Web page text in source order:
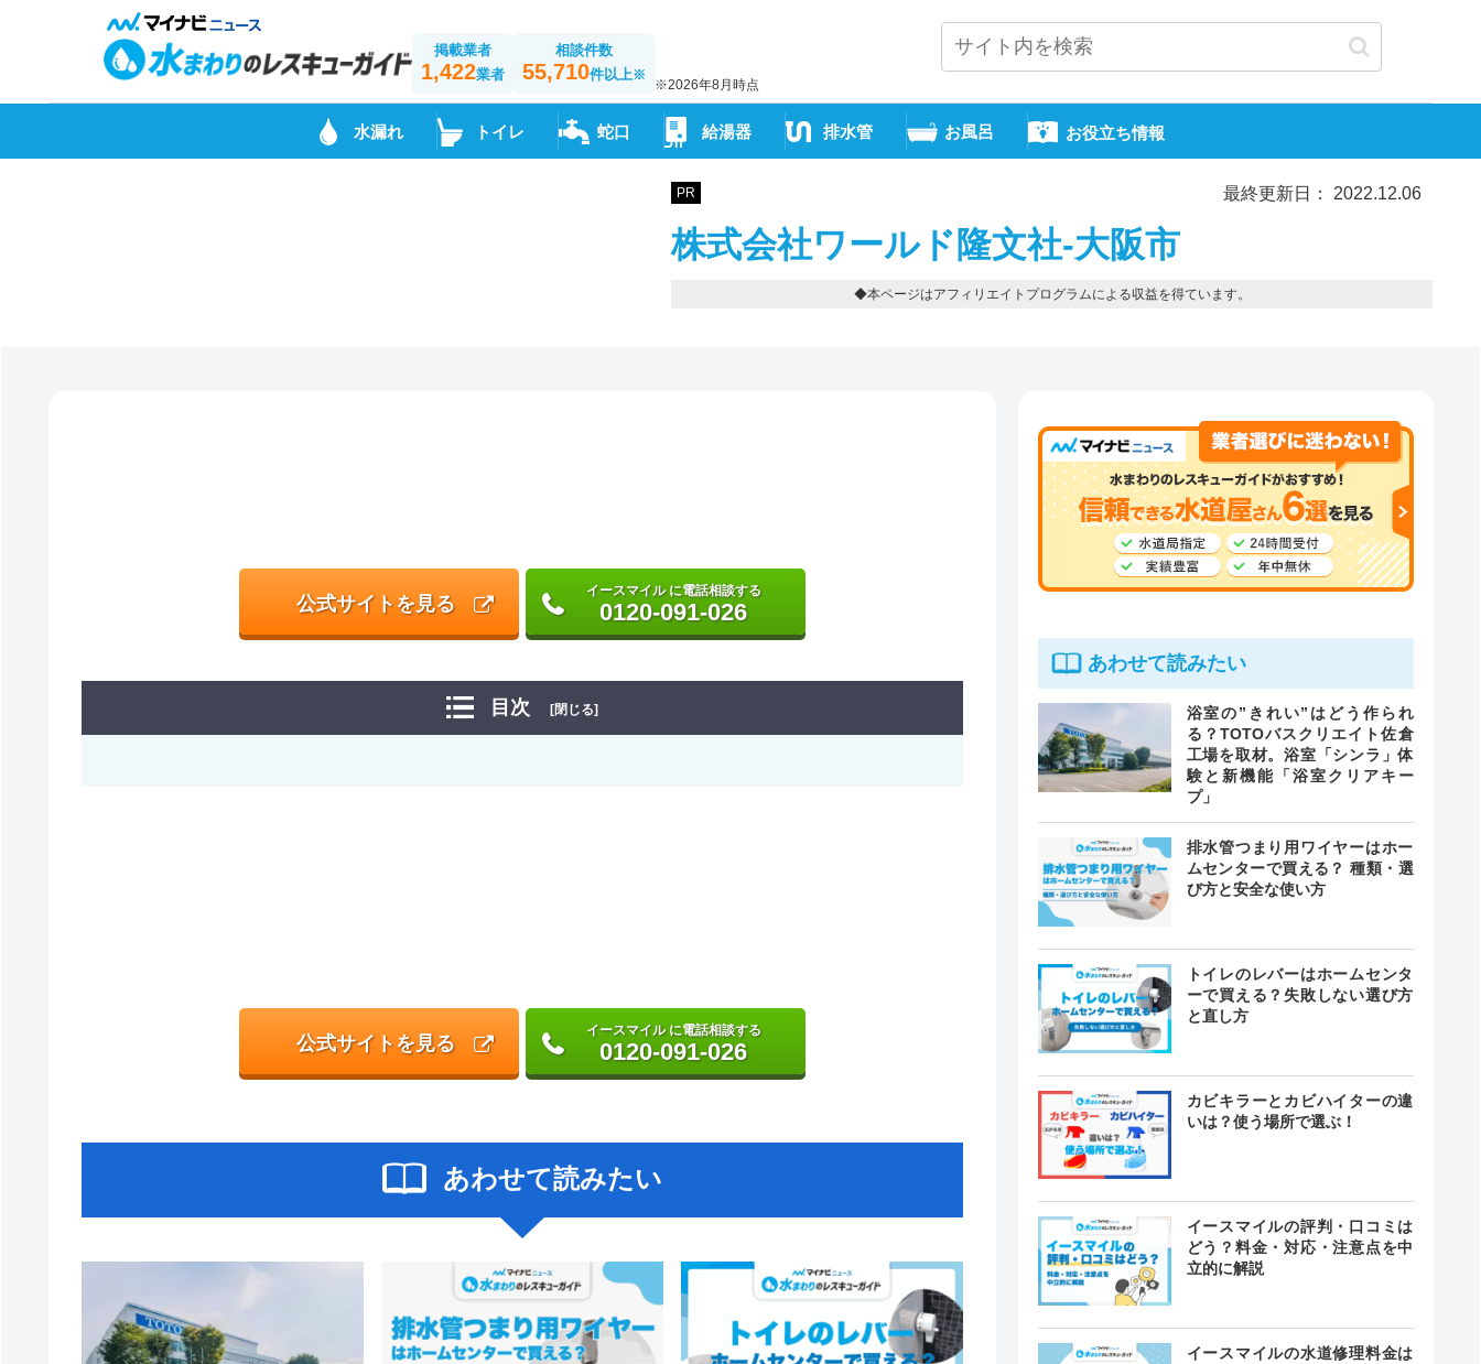
掲載業者
1,422業者
相談件数
55,710件以上※
※2026年8月時点
水漏れ トイレ 蛇口 給湯器 排水管 お風呂 お役立ち情報
PR 最終更新日： 2022.12.06
株式会社ワールド隆文社-大阪市
◆本ページはアフィリエイトプログラムによる収益を得ています。
公式サイトを見る
イースマイル に電話相談する
0120-091-026
目次 [閉じる]
公式サイトを見る
イースマイル に電話相談する
0120-091-026
あわせて読みたい
あわせて読みたい
浴室の”きれい”はどう作られ
る？TOTOバスクリエイト佐倉
工場を取材。浴室「シンラ」体
験と新機能「浴室クリアキー
プ」
排水管つまり用ワイヤーはホー
ムセンターで買える？ 種類・選
び方と安全な使い方
トイレのレバーはホームセンタ
ーで買える？失敗しない選び方
と直し方
カビキラーとカビハイターの違
いは？使う場所で選ぶ！
イースマイルの評判・口コミは
どう？料金・対応・注意点を中
立的に解説
イースマイルの水道修理料金は